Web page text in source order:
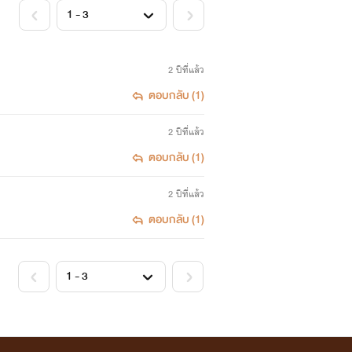
2 ปีที่แล้ว
ตอบกลับ (1)
2 ปีที่แล้ว
ตอบกลับ (1)
2 ปีที่แล้ว
ตอบกลับ (1)